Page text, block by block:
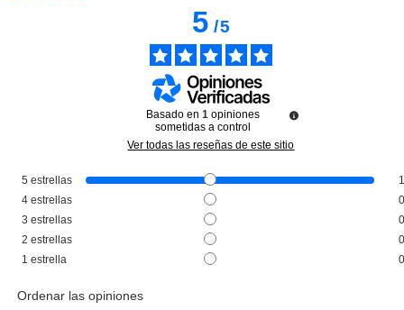
CLARINS
CLARINS SELF TAN RADIANCE-
PLUS GOLDEN GLOW
BOOSTER CORPS 30 ML
5/5
Basado en 1 opiniones
sometidas a control
Ver todas las reseñas de este sitio
5 estrellas
4 estrellas
3 estrellas
2 estrellas
1 estrella
Ordenar las opiniones